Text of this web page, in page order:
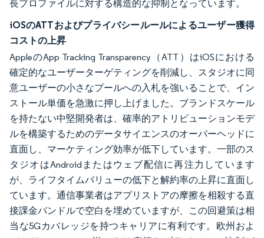
長プロファイルに対する構造的な抑制となっています。
iOSのATTおよびプライバシールールによるユーザー獲得
コストの上昇
AppleのApp Tracking Transparency（ATT）はiOSにおける
確定的なユーザーターゲティングを削減し、スタジオに同
意ユーザーの小さなプールへの入札を強いることで、イン
ストール単価を急激に押し上げました。ブランドスケール
を持たない中堅開発者は、確率的アトリビューションモデ
ルを構築するためのデータサイエンスのオーバーヘッドに
直面し、マーケティング効率が低下しています。一部のス
タジオはAndroidまたはウェブ配信に再注力しています
が、ライフタイムバリューの低下と解約率の上昇に直面し
ています。通信事業者はアプリストアの摩擦を相殺する直
接課金バンドルで空白を埋めていますが、この回避策は相
当な5Gカバレッジを持つキャリアに有利です。欧州およ